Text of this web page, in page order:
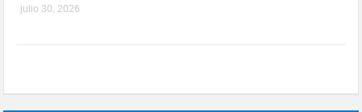
julio 30, 2026